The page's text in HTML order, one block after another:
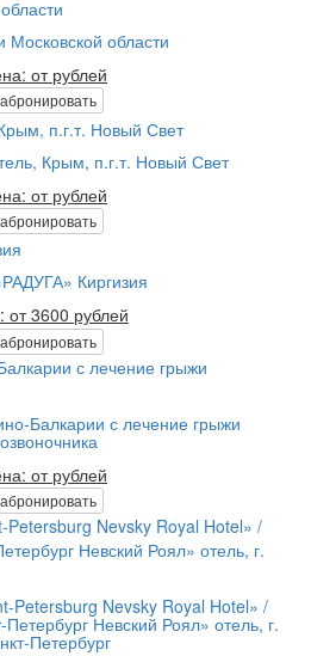
Московской области
от рублей
Крым, п.г.т. Новый Свет
от рублей
Киргизия
от 3600 рублей
Балкарии с лечение грыжи
от рублей
Petersburg Nevsky Royal Hotel» /
Невский Роял» отель, г.
Петербург